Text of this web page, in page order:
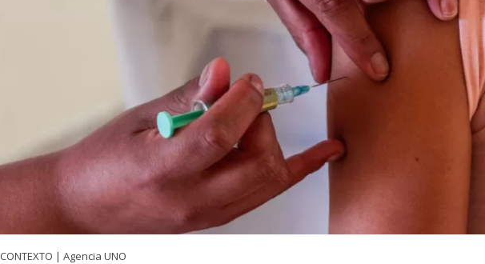
CONTEXTO | Agencia UNO